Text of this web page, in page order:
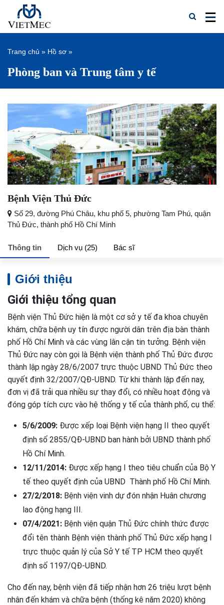
Trang chủ » Hồ sơ »
Phòng ban và Trung tâm y tế
Bệnh Viện Thủ Đức
Số 29, đường Phú Châu, khu phố 5, phường Tam Phú, quận
Thủ Đức, thành phố Hồ Chí Minh
Thông tin Dịch vụ (25) Bác sĩ
Giới thiệu
Giới thiệu tổng quan
Bệnh viện Thủ Đức hiện là một cơ sở y tế đa khoa chuyên
khám, chữa bệnh uy tín được người dân trên địa bàn thành
phố Hồ Chí Minh và các vùng lân cận tin tưởng. Bệnh viện
Thủ Đức nay còn gọi là Bệnh viện thành phố Thủ Đức được
thành lập ngày 28/6/2007 trực thuộc UBND Thủ Đức theo
quyết định 32/2007/QĐ-UBND. Từ khi thành lập đến nay,
đơn vị đã trải qua nhiều sự thay đổi, có nhiều hoạt động và
đóng góp tích cực vào hệ thống y tế của thành phố, cụ thể:
5/6/2009: Được xếp loại Bệnh viện hạng II theo quyết
định số 2855/QĐ-UBND ban hành bởi UBND thành phố
Hồ Chí Minh.
12/11/2014: Được xếp hạng I theo tiêu chuẩn của Bộ Y
tế theo quyết định của UBND Thành phố Hồ Chí Minh.
27/2/2018: Bệnh viện vinh dự đón nhận Huân chương
lao động hạng III.
07/4/2021: Bệnh viện quận Thủ Đức chính thức được
đổi tên thành Bệnh viện thành phố Thủ Đức xếp hạng I
trực thuộc quản lý của Sở Y tế TP HCM theo quyết
định số 1197/QĐ-UBND.
Cho đến nay, bệnh viện đã tiếp nhận hơn 26 triệu lượt bệnh
nhân đến khám và chữa bệnh (thống kê năm 2020) không